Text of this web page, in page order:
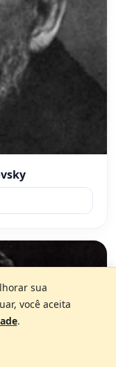
sua
você aceita
.